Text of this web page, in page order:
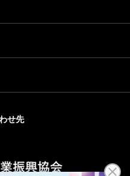
せ先